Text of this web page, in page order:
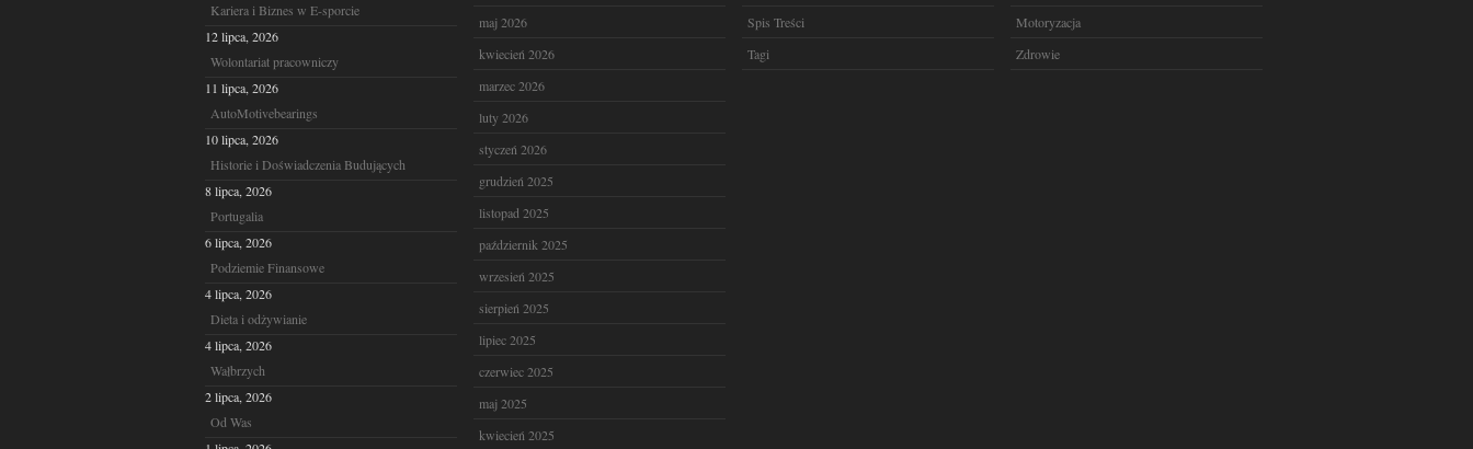
Kariera i Biznes w E-sporcie
12 lipca, 2026
Wolontariat pracowniczy
11 lipca, 2026
AutoMotivebearings
10 lipca, 2026
Historie i Doświadczenia Budujących
8 lipca, 2026
Portugalia
6 lipca, 2026
Podziemie Finansowe
4 lipca, 2026
Dieta i odżywianie
4 lipca, 2026
Wałbrzych
2 lipca, 2026
Od Was
maj 2026
kwiecień 2026
marzec 2026
luty 2026
styczeń 2026
grudzień 2025
listopad 2025
październik 2025
wrzesień 2025
sierpień 2025
lipiec 2025
czerwiec 2025
maj 2025
kwiecień 2025
Spis Treści
Tagi
Motoryzacja
Zdrowie